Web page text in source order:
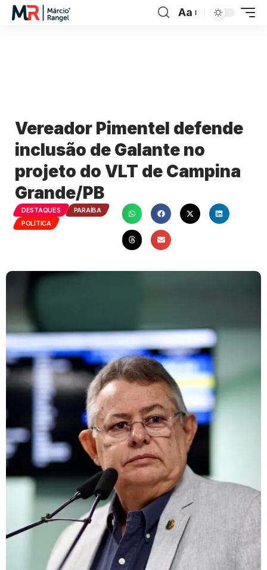
Aa
Vereador Pimentel defende
inclusão de Galante no
projeto do VLT de Campina
Grande/PB
DESTAQUES
PARAÍBA
POLÍTICA